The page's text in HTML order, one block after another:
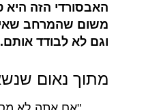
האבסורדי הזה היא
משום שהמרחב
וגם לא לבודד
מתוך נאום